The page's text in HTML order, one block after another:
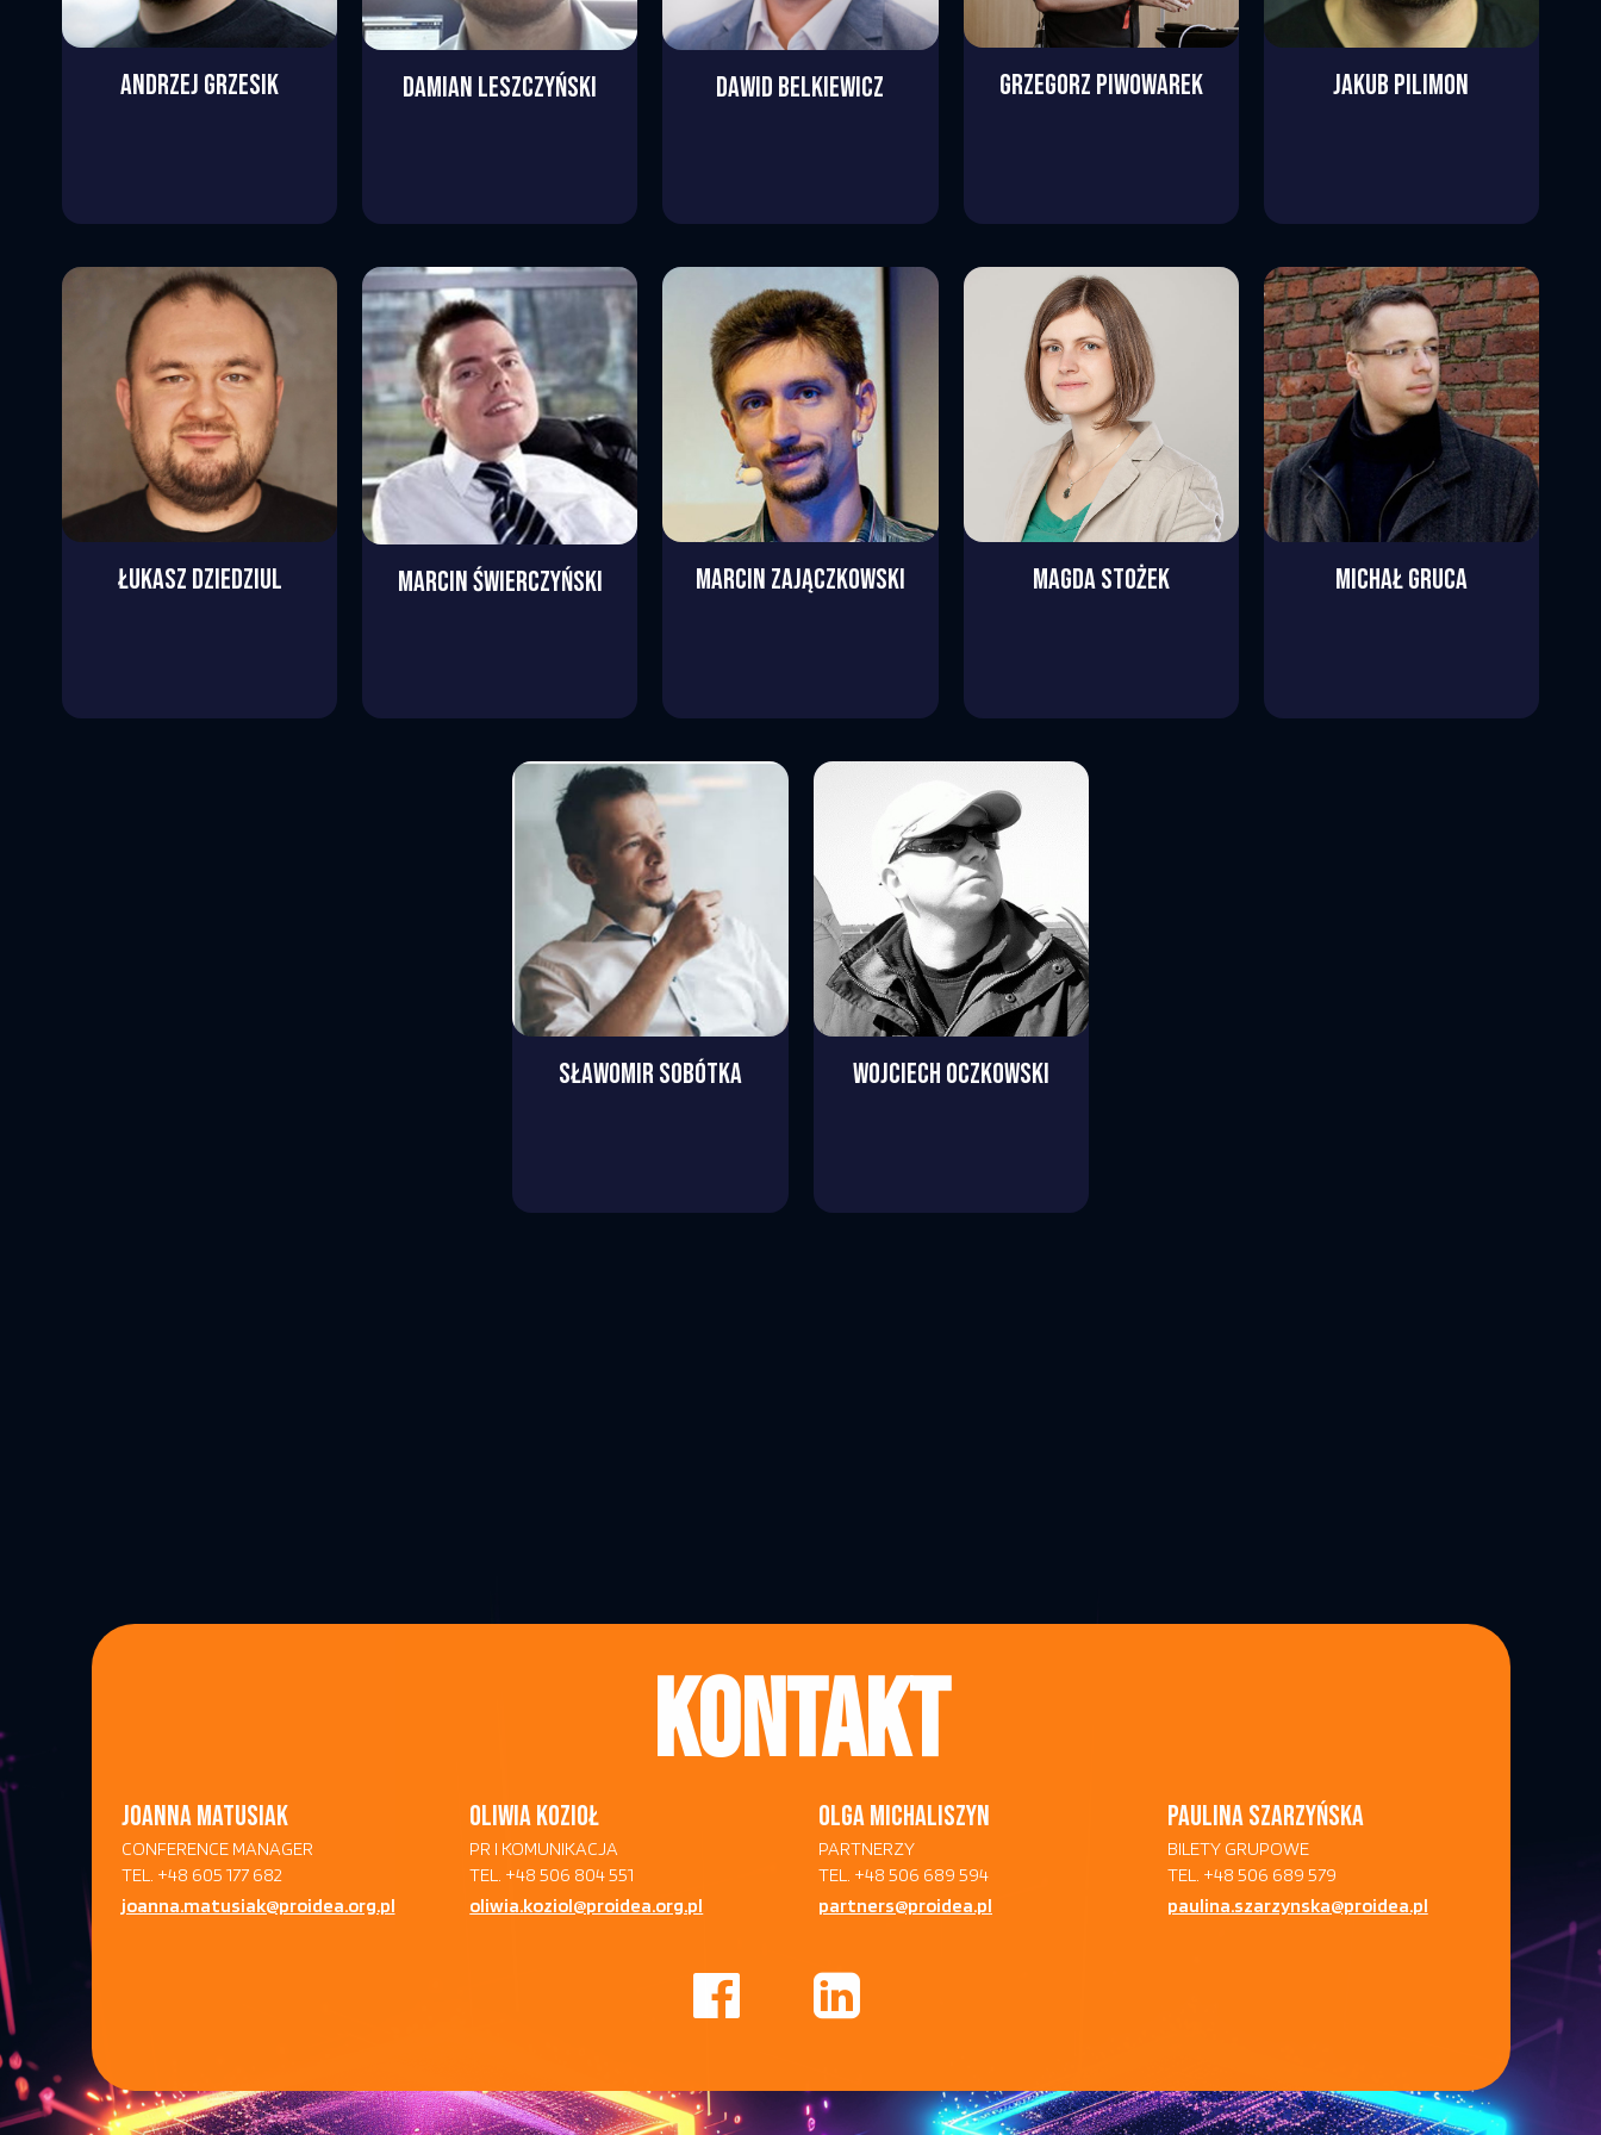
ANDRZEJ GRZESIK DAMIAN LESZCZYŃSKI DAWID BELKIEWICZ GRZEGORZ PIWOWAREK JAKUB PILIMON
ŁUKASZ DZIEDZIUL MARCINŚWIERCZYŃSKI MARCIN ZAJĄCZKOWSKI MAGDASTOŻEK MICHAŁGRUCA
SŁAWOMIRSOBÓTKA WOJCIECH OCZKOWSKI
KONTAKT
JOANNA MATUSIAK
CONFERENCE MANAGER
TEL. +48 605 177 682
joanna.matusiak@proidea.org.pl
OLIWIA KOZIOŁ
PR I KOMUNIKACJA
TEL. +48 506 804 551
oliwia.koziol@proidea.org.pl
OLGA MICHALISZYN
PARTNERZY
TEL. +48 506 689 594
partners@proidea.pl
PAULINA SZARZYŃSKA
BILETY GRUPOWE
TEL. +48 506 689 579
paulina.szarzynska@proidea.pl